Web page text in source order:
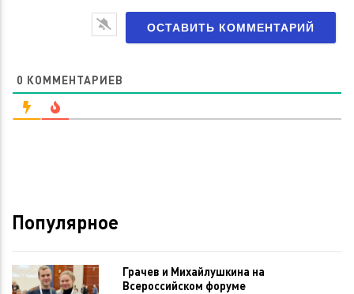
0 КОММЕНТАРИЕВ
Популярное
Грачев и Михайлушкина на
Всероссийском форуме